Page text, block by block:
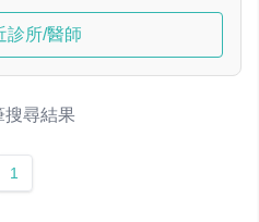
診所/醫師
搜尋結果
1